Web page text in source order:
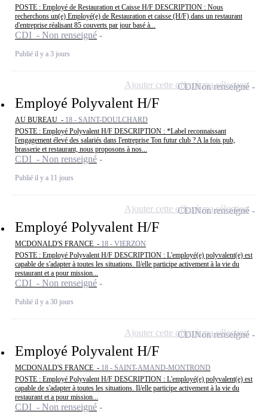
POSTE : Employé de Restauration et Caisse H/F DESCRIPTION : Nous
recherchons un(e) Employé(e) de Restauration et caisse (H/F) dans un restaurant
d'entreprise réalisant 85 couverts par jour basé à...
CDI - Non renseigné
Publié il y a 3 jours
Employé Polyvalent H/F
AU BUREAU - 18 - SAINT-DOULCHARD
POSTE : Employé Polyvalent H/F DESCRIPTION : *Label reconnaissant
l'engagement élevé des salariés dans l'entreprise Ton futur club ? A la fois pub,
brasserie et restaurant, nous proposons à nos...
CDI - Non renseigné
Publié il y a 11 jours
CDINon renseigné
Ajouter cette offre à ma sélection
Employé Polyvalent H/F
MCDONALD'S FRANCE - 18 - VIERZON
POSTE : Employé Polyvalent H/F DESCRIPTION : L'employé(e) polyvalent(e) est
capable de s'adapter à toutes les situations. Il/elle participe activement à la vie du
restaurant et a pour mission...
CDI - Non renseigné
Publié il y a 30 jours
CDINon renseigné
Ajouter cette offre à ma sélection
Employé Polyvalent H/F
MCDONALD'S FRANCE - 18 - SAINT-AMAND-MONTROND
POSTE : Employé Polyvalent H/F DESCRIPTION : L'employé(e) polyvalent(e) est
capable de s'adapter à toutes les situations. Il/elle participe activement à la vie du
restaurant et a pour mission...
CDI - Non renseigné
CDINon renseigné
Ajouter cette offre à ma sélection